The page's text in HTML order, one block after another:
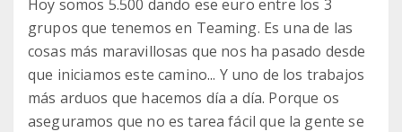
Hoy somos 5.500 dando ese euro entre los 3
grupos que tenemos en Teaming. Es una de las
cosas más maravillosas que nos ha pasado desde
que iniciamos este camino... Y uno de los trabajos
más arduos que hacemos día a día. Porque os
aseguramos que no es tarea fácil que la gente se